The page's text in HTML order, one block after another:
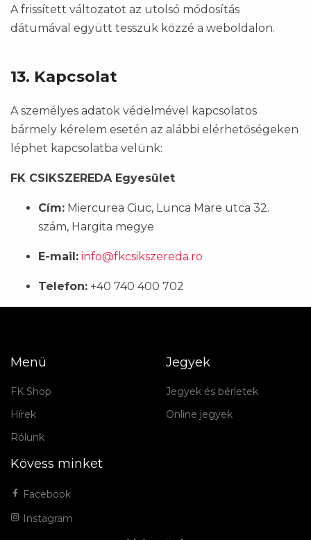
A frissített változatot az utolsó módosítás
dátumával együtt tesszük közzé a weboldalon.
13. Kapcsolat
A személyes adatok védelmével kapcsolatos
bármely kérelem esetén az alábbi elérhetőségeken
léphet kapcsolatba velünk:
FK CSIKSZEREDA Egyesület
Cím: Miercurea Ciuc, Lunca Mare utca 32.
szám, Hargita megye
E-mail: info@fkcsikszereda.ro
Telefon: +40 740 400 702
Menü
FK Shop
Hírek
Rólunk
Jegyek
Jegyek és bérletek
Online jegyek
Kövess minket
Facebook
Instagram